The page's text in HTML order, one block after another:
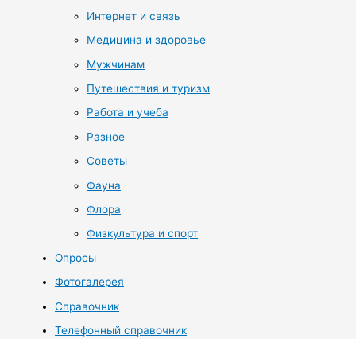
Интернет и связь
Медицина и здоровье
Мужчинам
Путешествия и туризм
Работа и учеба
Разное
Советы
Фауна
Флора
Физкультура и спорт
Опросы
Фотогалерея
Справочник
Телефонный справочник